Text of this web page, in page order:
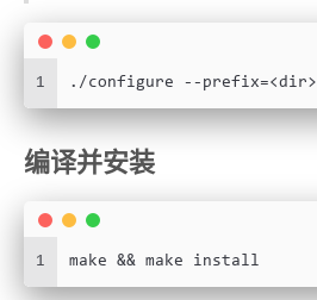
1 ./configure --prefix=<dir>
编译并安装
1 make && make install